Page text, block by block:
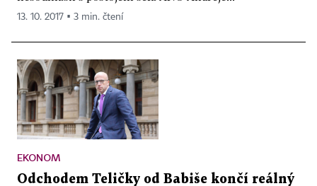
13. 10. 2017 ▪ 3 min. čtení
EKONOM
Odchodem Teličky od Babiše končí reálný